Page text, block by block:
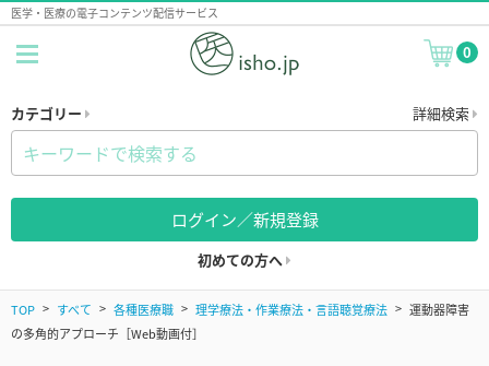
医学・医療の電子コンテンツ配信サービス
0
カテゴリー 詳細検索
ログイン／新規登録
初めての方へ
TOP すべて 各種医療職 理学療法・作業療法・言語聴覚療法
運動器障害
の多角的アプローチ［Web動画付］